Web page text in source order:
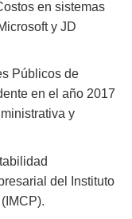
en sistemas
y JD
Públicos de
en el año 2017
y
del Instituto